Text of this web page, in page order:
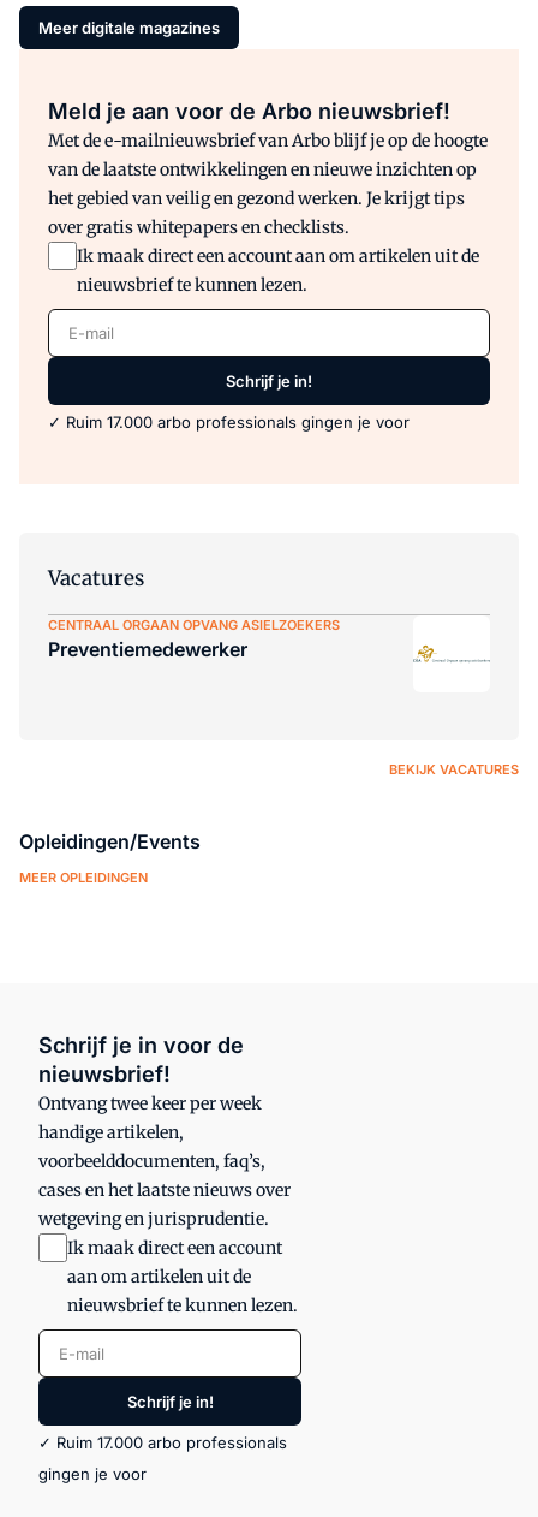
Meer digitale magazines
Meld je aan voor de Arbo nieuwsbrief!
Met de e-mailnieuwsbrief van Arbo blijf je op de hoogte
van de laatste ontwikkelingen en nieuwe inzichten op
het gebied van veilig en gezond werken. Je krijgt tips
over gratis whitepapers en checklists.
Ik maak direct een account aan om artikelen uit de
nieuwsbrief te kunnen lezen.
E-mail
Schrijf je in!
✓ Ruim 17.000 arbo professionals gingen je voor
Vacatures
CENTRAAL ORGAAN OPVANG ASIELZOEKERS
Preventiemedewerker
BEKIJK VACATURES
Opleidingen/Events
MEER OPLEIDINGEN
Schrijf je in voor de
nieuwsbrief!
Ontvang twee keer per week
handige artikelen,
voorbeelddocumenten, faq’s,
cases en het laatste nieuws over
wetgeving en jurisprudentie.
Ik maak direct een account
aan om artikelen uit de
nieuwsbrief te kunnen lezen.
E-mail
Schrijf je in!
✓ Ruim 17.000 arbo professionals
gingen je voor